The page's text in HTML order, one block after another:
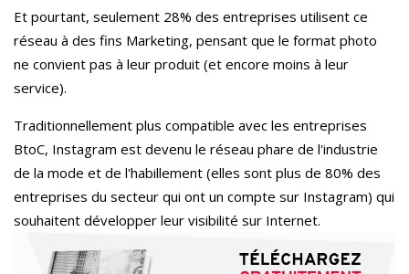
Et pourtant, seulement 28% des entreprises utilisent ce
réseau à des fins Marketing, pensant que le format photo
ne convient pas à leur produit (et encore moins à leur
service).
Traditionnellement plus compatible avec les entreprises
BtoC, Instagram est devenu le réseau phare de l'industrie
de la mode et de l'habillement (elles sont plus de 80% des
entreprises du secteur qui ont un compte sur Instagram) qui
souhaitent développer leur visibilité sur Internet.